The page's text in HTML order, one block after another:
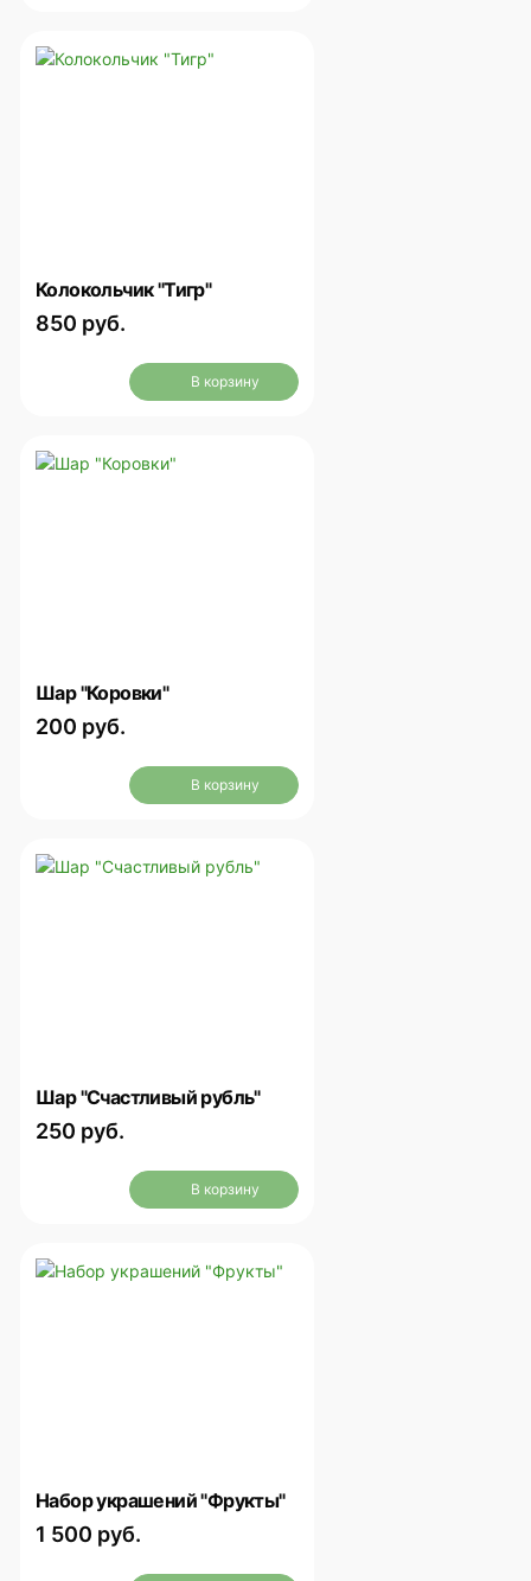
Колокольчик "Тигр"
850 руб.
В корзину
Шар "Коровки"
200 руб.
В корзину
Шар "Счастливый рубль"
250 руб.
В корзину
Набор украшений "Фрукты"
1 500 руб.